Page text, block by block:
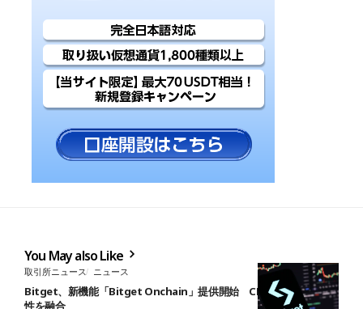
You May also Like
取引所ニュース ニュース
Bitget、新機能「Bitget Onchain」提供開始 CEXとDEXの利便
性を融合